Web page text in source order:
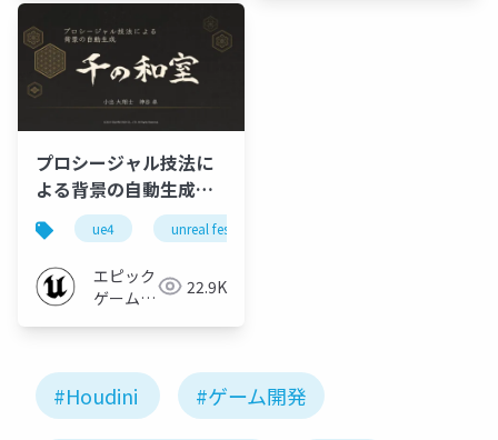
プロシージャル技法に
よる背景の自動生成
『1,000の和室』
【UNREAL FEST WEST
2019】
ue4 unreal fest west 2019
エピック
ゲームズ
22.9K
#Houdini #ゲーム開発